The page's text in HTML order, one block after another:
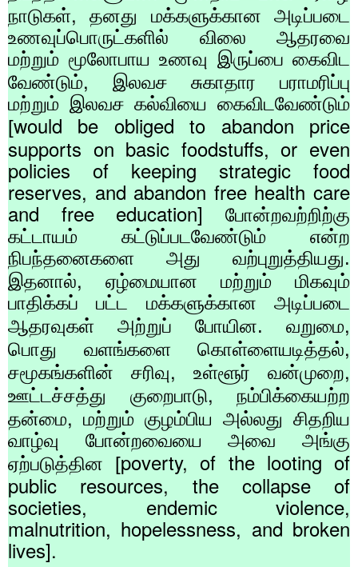
நாடுகள்,தனது மக்களுக்கான அடிப்படை
உணவுப்பொருட்களில் விலை ஆதரவை
மற்றும் மூலோபாய உணவு இருப்பை கைவிட
வேண்டும்,
இலவச சுகாதார பராமரிப்பு
மற்றும் இலவச கல்வியை கைவிடவேண்டும்
[would be obliged to abandon price
supports on basic foodstuffs, or even
policies of keeping strategic food
reserves, and abandon free health care
and free education]
போன்றவற்றிற்கு
கட்டாயம் கட்டுப்படவேண்டும் என்ற
நிபந்தனைகளை அது வற்புறுத்தியது.
இதனால்,
ஏழ்மையான மற்றும் மிகவும்
பாதிக்கப் பட்ட மக்களுக்கான அடிப்படை
ஆதரவுகள் அற்றுப் போயின. வறுமை,
பொது வளங்களை கொள்ளையடித்தல்,
சமூகங்களின் சரிவு, உள்ளூர் வன்முறை,
ஊட்டச்சத்து குறைபாடு,நம்பிக்கையற்ற
தன்மை, மற்றும் குழம்பிய அல்லது சிதறிய
வாழ்வு போன்றவையை அவை அங்கு
ஏற்படுத்தின [poverty, of the looting of
public resources, the collapse of
societies, endemic violence,
malnutrition, hopelessness, and broken
lives].